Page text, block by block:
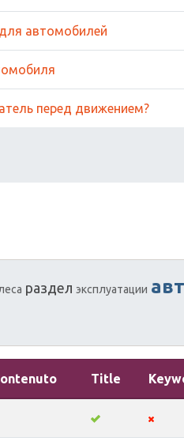
автомобилей
перед движением?
раздел эксплуатации
Title